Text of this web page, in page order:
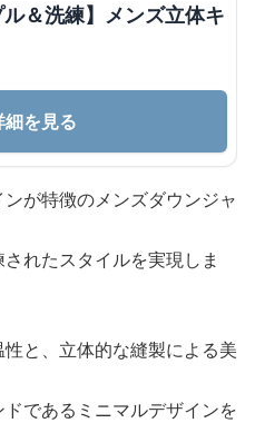
＆洗練】メンズ立体キ
を見る
が特徴のメンズダウンジャ
れたスタイルを実現しま
と、立体的な縫製による美
であるミニマルデザインを